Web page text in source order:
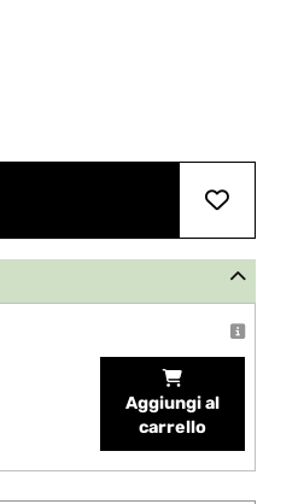
Aggiungi al
carrello